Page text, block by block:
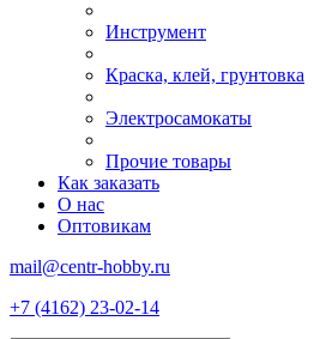
Инструмент
Краска, клей, грунтовка
Электросамокаты
Прочие товары
Как заказать
О нас
Оптовикам
mail@centr-hobby.ru
+7 (4162) 23-02-14